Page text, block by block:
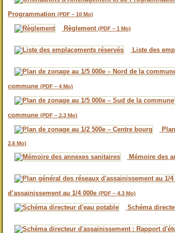
Programmation (PDF – 10 Mo)
Règlement (PDF – 1 Mo)
Liste des
commune (PDF – 4 Mo)
commune (PDF – 2.3 Mo)
2.6 Mo)
Mémoire des
d’assainissement au 1/4 000e (PDF – 4.3 Mo)
Schéma